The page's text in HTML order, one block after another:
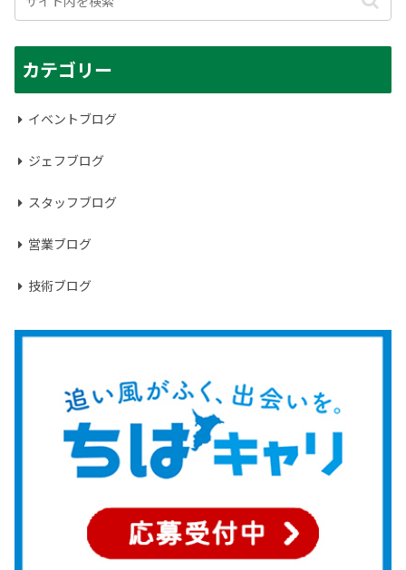
カテゴリー
イベントブログ
ジェフブログ
スタッフブログ
営業ブログ
技術ブログ